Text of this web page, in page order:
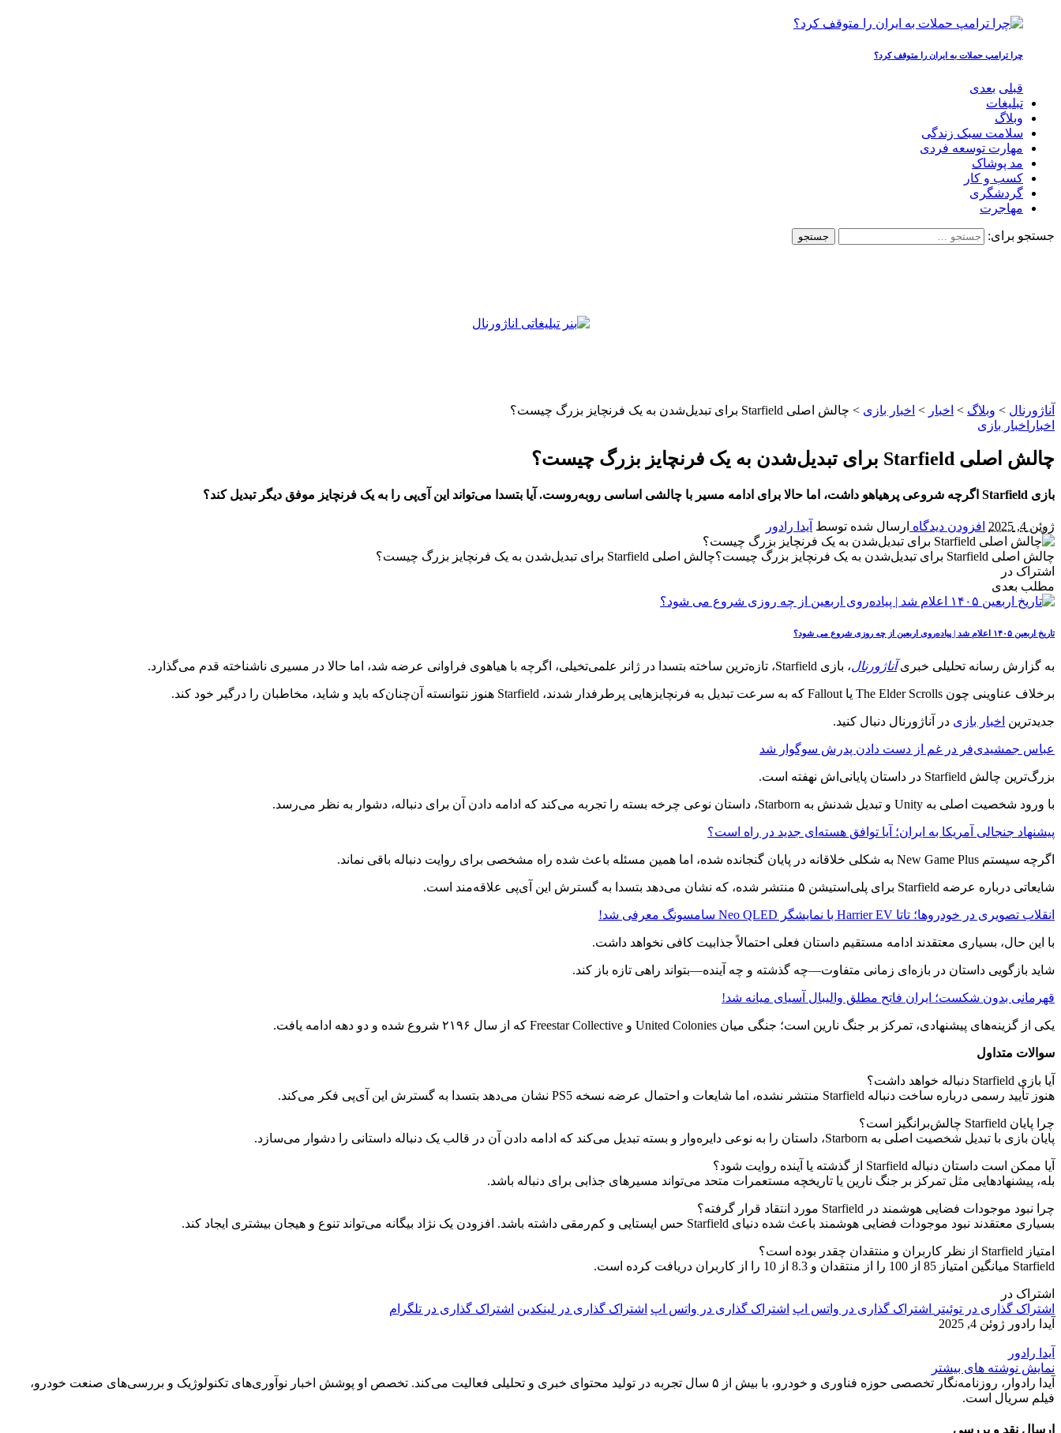
چرا ترامپ حملات به ایران را متوقف کرد؟
قبلی بعدی
تبلیغات
وبلاگ
سلامت سبک زندگی
مهارت توسعه فردی
مد پوشاک
کسب و کار
گردشگری
مهاجرت
جستجو برای:
آناژورنال > وبلاگ > اخبار > اخبار بازی > چالش اصلی Starfield برای تبدیل‌شدن به یک فرنچایز بزرگ چیست؟
اخبار اخبار بازی
چالش اصلی Starfield برای تبدیل‌شدن به یک فرنچایز بزرگ چیست؟
بازی Starfield اگرچه شروعی پرهیاهو داشت، اما حالا برای ادامه مسیر با چالشی اساسی روبه‌روست. آیا بتسدا می‌تواند این آی‌پی را به یک فرنچایز موفق دیگر تبدیل کند؟
ژوئن 4, 2025 افزودن دیدگاه ارسال شده توسط آیدا رادور
چالش اصلی Starfield برای تبدیل‌شدن به یک فرنچایز بزرگ چیست؟چالش اصلی Starfield برای تبدیل‌شدن به یک فرنچایز بزرگ چیست؟
اشتراک در
مطلب بعدی
تاریخ اربعین ۱۴۰۵ اعلام شد | پیاده‌روی اربعین از چه روزی شروع می‌ شود؟
به گزارش رسانه تحلیلی خبریآناژورنال، بازی Starfield، تازه‌ترین ساخته بتسدا در ژانر علمی‌تخیلی، اگرچه با هیاهوی فراوانی عرضه شد، اما حالا در مسیری ناشناخته قدم می‌گذارد.
برخلاف عناوینی چون The Elder Scrolls یا Fallout که به سرعت تبدیل به فرنچایزهایی پرطرفدار شدند، Starfield هنوز نتوانسته آن‌چنان‌که باید و شاید، مخاطبان را درگیر خود کند.
جدیدترین اخبار بازی در آناژورنال دنبال کنید.
عباس جمشیدی‌فر در غم از دست دادن پدرش سوگوار شد
بزرگ‌ترین چالش Starfield در داستان پایانی‌اش نهفته است.
با ورود شخصیت اصلی به Unity و تبدیل شدنش به Starborn، داستان نوعی چرخه بسته را تجربه می‌کند که ادامه دادن آن برای دنباله، دشوار به نظر می‌رسد.
پیشنهاد جنجالی آمریکا به ایران؛ آیا توافق هسته‌ای جدید در راه است؟
اگرچه سیستم New Game Plus به شکلی خلاقانه در پایان گنجانده شده، اما همین مسئله باعث شده راه مشخصی برای روایت دنباله باقی نماند.
شایعاتی درباره عرضه Starfield برای پلی‌استیشن ۵ منتشر شده، که نشان می‌دهد بتسدا به گسترش این آی‌پی علاقه‌مند است.
انقلاب تصویری در خودروها؛ تاتا Harrier EV با نمایشگر Neo QLED سامسونگ معرفی شد!
با این حال، بسیاری معتقدند ادامه مستقیم داستان فعلی احتمالاً جذابیت کافی نخواهد داشت.
شاید بازگویی داستان در بازه‌ای زمانی متفاوت—چه گذشته و چه آینده—بتواند راهی تازه باز کند.
قهرمانی بدون شکست؛ ایران فاتح مطلق والیبال آسیای میانه شد!
یکی از گزینه‌های پیشنهادی، تمرکز بر جنگ نارین است؛ جنگی میان United Colonies و Freestar Collective که از سال ۲۱۹۶ شروع شده و دو دهه ادامه یافت.
سوالات متداول
آیا بازی Starfield دنباله خواهد داشت؟
هنوز تأیید رسمی درباره ساخت دنباله Starfield منتشر نشده، اما شایعات و احتمال عرضه نسخه PS5 نشان می‌دهد بتسدا به گسترش این آی‌پی فکر می‌کند.
چرا پایان Starfield چالش‌برانگیز است؟
پایان بازی با تبدیل شخصیت اصلی به Starborn، داستان را به نوعی دایره‌وار و بسته تبدیل می‌کند که ادامه دادن آن در قالب یک دنباله داستانی را دشوار می‌سازد.
آیا ممکن است داستان دنباله Starfield از گذشته یا آینده روایت شود؟
بله، پیشنهادهایی مثل تمرکز بر جنگ نارین یا تاریخچه مستعمرات متحد می‌تواند مسیرهای جذابی برای دنباله باشد.
چرا نبود موجودات فضایی هوشمند در Starfield مورد انتقاد قرار گرفته؟
بسیاری معتقدند نبود موجودات فضایی هوشمند باعث شده دنیای Starfield حس ایستایی و کم‌رمقی داشته باشد. افزودن یک نژاد بیگانه می‌تواند تنوع و هیجان بیشتری ایجاد کند.
امتیاز Starfield از نظر کاربران و منتقدان چقدر بوده است؟
Starfield میانگین امتیاز 85 از 100 را از منتقدان و 8.3 از 10 را از کاربران دریافت کرده است.
اشتراک در
اشتراک گذاری در توئیتر
اشتراک گذاری در واتس اپ اشتراک گذاری در واتس اپ اشتراک گذاری در لینکدین اشتراک گذاری در تلگرام
آیدا رادور ژوئن 4, 2025
آیدا رادور
نمایش نوشته های بیشتر
آیدا رادوار، روزنامه‌نگار تخصصی حوزه فناوری و خودرو، با بیش از ۵ سال تجربه در تولید محتوای خبری و تحلیلی فعالیت می‌کند. تخصص او پوشش اخبار نوآوری‌های تکنولوژیک و بررسی‌های صنعت خودرو،
فیلم سریال است.
ارسال نقد و بررسی